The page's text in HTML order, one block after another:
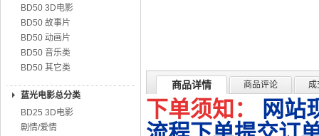
BD50 3D电影
BD50 故事片
BD50 动画片
BD50 音乐类
BD50 其它类
蓝光电影总分类
BD25 3D电影
剧情/爱情
商品详情 商品评论 成
下单须知：
网站